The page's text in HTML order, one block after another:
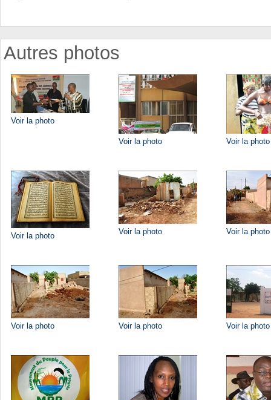
Autres photos
Voir la photo
Voir la photo Voir la photo
Voir la photo Voir la photo Voir la photo
Voir la photo Voir la photo Voir la photo